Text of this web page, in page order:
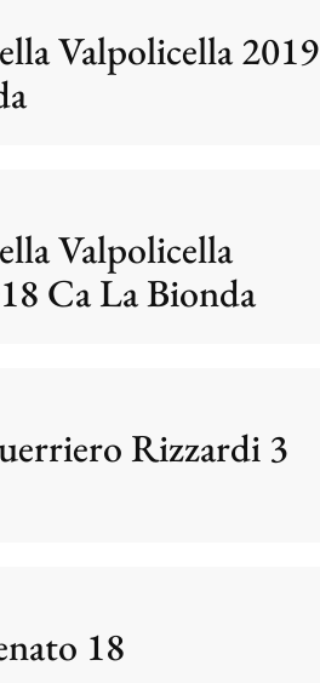
Valpolicella 2019
Valpolicella
Ca La Bionda
Rizzardi 3
18